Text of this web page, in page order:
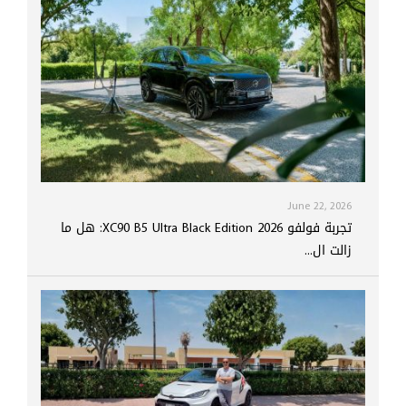
June 22, 2026
تجربة فولفو XC90 B5 Ultra Black Edition 2026: هل ما
زالت ال...